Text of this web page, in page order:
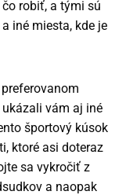
robiť, a tými sú
iné miesta, kde je
vám aj iné
športový kúsok
ktoré asi doteraz
sa vykročiť z
a naopak